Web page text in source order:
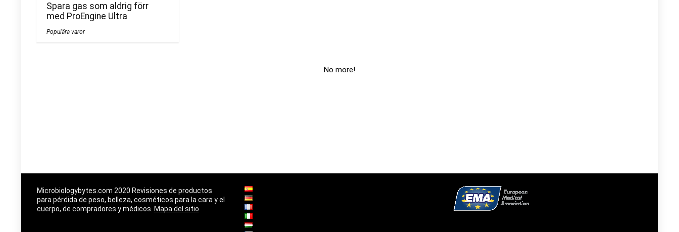
Spara gas som aldrig förr
med ProEngine Ultra
Populära varor
No more!
Microbiologybytes.com 2020 Revisiones de productos
para pérdida de peso, belleza, cosméticos para la cara y el
cuerpo, de compradores y médicos. Mapa del sitio